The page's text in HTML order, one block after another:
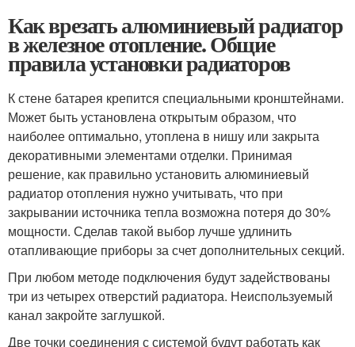
Как врезать алюминиевый радиатор
в железное отопление. Общие
правила установки радиаторов
К стене батарея крепится специальными кронштейнами.
Может быть установлена открытым образом, что
наиболее оптимально, утоплена в нишу или закрыта
декоративными элементами отделки. Принимая
решение, как правильно установить алюминиевый
радиатор отопления нужно учитывать, что при
закрывании источника тепла возможна потеря до 30%
мощности. Сделав такой выбор лучше удлинить
отапливающие приборы за счет дополнительных секций.
При любом методе подключения будут задействованы
три из четырех отверстий радиатора. Неиспользуемый
канал закройте заглушкой.
Две точки соединения с системой будут работать как